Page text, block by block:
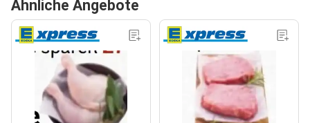
Ähnliche Angebote